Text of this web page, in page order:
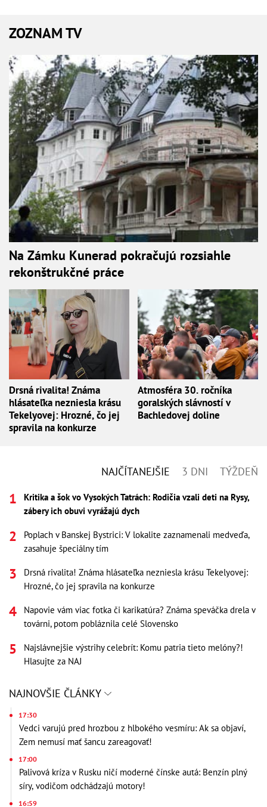
ZOZNAM TV
Na Zámku Kunerad pokračujú rozsiahle
rekonštrukčné práce
Drsná rivalita! Známa
hlásateľka nezniesla krásu
Tekelyovej: Hrozné, čo jej
spravila na konkurze
Atmosféra 30. ročníka
goralských slávností v
Bachledovej doline
NAJČÍTANEJŠIE 3 DNI TÝŽDEŇ
Kritika a šok vo Vysokých Tatrách: Rodičia vzali deti na Rysy,
zábery ich obuvi vyrážajú dych
Poplach v Banskej Bystrici: V lokalite zaznamenali medveďa,
zasahuje špeciálny tím
Drsná rivalita! Známa hlásateľka nezniesla krásu Tekelyovej:
Hrozné, čo jej spravila na konkurze
Napovie vám viac fotka či karikatúra? Známa speváčka drela v
továrni, potom pobláznila celé Slovensko
Najslávnejšie výstrihy celebrít: Komu patria tieto melóny?!
Hlasujte za NAJ
NAJNOVŠIE ČLÁNKY
17:30
Vedci varujú pred hrozbou z hlbokého vesmíru: Ak sa objaví,
Zem nemusí mať šancu zareagovať!
17:00
Palivová kríza v Rusku ničí moderné čínske autá: Benzín plný
síry, vodičom odchádzajú motory!
16:59